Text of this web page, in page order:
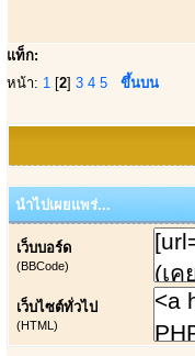
แท็ก:
หน้า: 1 [2] 3 4 5 ขึ้นบน
นำไปเผยแพร่...
เว็บบอร์ด
(BBCode)
เว็บไซต์ทั่วไป
(HTML)